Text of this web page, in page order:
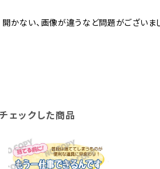
開かない、画像が違うなど問題がございま
ェックした商品